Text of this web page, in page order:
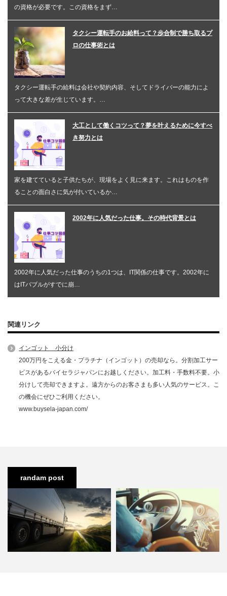
の資格が必要です。この資格をまず…
タクシー運転手のお給料って？歩合制で勝ち取るプ
ロの仕事術とは
タクシー運転手の給料は会社や契約内容、そしてドライバーの能力によ
って大きな差が生じています。…
大工として働くコツって？夢を叶えるために今すべ
き努力とは
家を建てていると子供たちが、現場をよく見に来ます。これはものを作
ることの面白さに気が付いているか…
2002年に人気だった仕事。その時代背景とは
2002年に人気だった仕事のうちの1つは、IT関係の仕事です。2002年に
はITバブルがすでに崩…
関連リンク
インゴット 小分け
200万円をこえる金・プラチナ（インゴット）の売却なら。分割加工サー
ビスがあるバイセラジャパンにお越しください。加工料・手数料不要。小
分けして売却できますよ。遠方からのお客さまも多い人気のサービス。こ
の機会にぜひご利用ください。
www.buysela-japan.com/
randam post